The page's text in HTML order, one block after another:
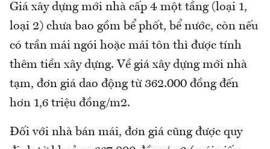
Giá xây dựng mới nhà cấp 4 một tầng (loại 1,
loại 2) chưa bao gồm bể phốt, bể nước, còn nếu
có trần mái ngói hoặc mái tôn thì được tính
thêm tiền xây dựng. Về giá xây dựng mới nhà
tạm, đơn giá dao động từ 362.000 đồng đến
hơn 1,6 triệu đồng/m2.
Đối với nhà bán mái, đơn giá cũng được quy